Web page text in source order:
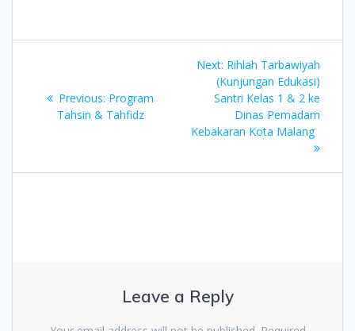
navigation
Previous: Previous
post:
Program
Tahsin & Tahfidz
Next: Next
post:
Rihlah Tarbawiyah
(Kunjungan Edukasi)
Santri Kelas 1 & 2 ke
Dinas Pemadam
Kebakaran Kota Malang
Leave a Reply